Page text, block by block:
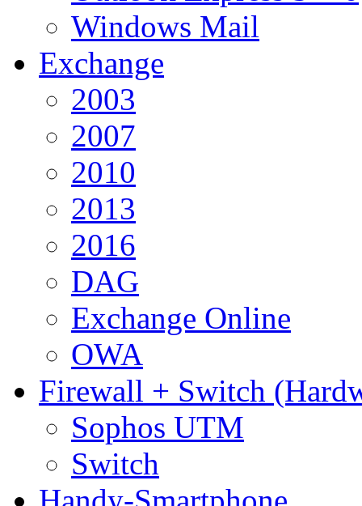
Windows Mail
Exchange
2003
2007
2010
2013
2016
DAG
Exchange Online
OWA
Firewall + Switch
Sophos UTM
Switch